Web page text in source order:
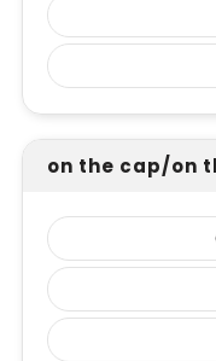
on the cap/on